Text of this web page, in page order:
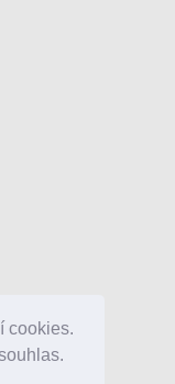
cookies.